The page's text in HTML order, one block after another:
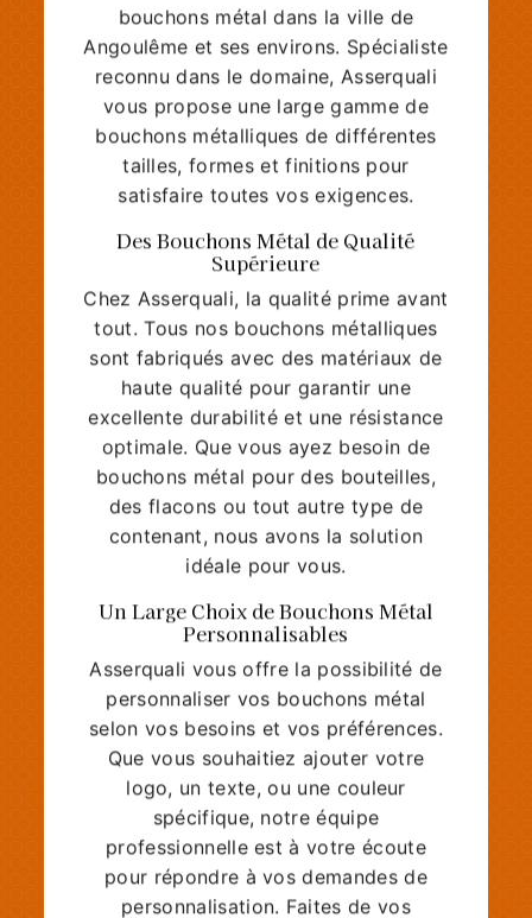
bouchons métal dans la ville de
Angoulême et ses environs. Spécialiste
reconnu dans le domaine, Asserquali
vous propose une large gamme de
bouchons métalliques de différentes
tailles, formes et finitions pour
satisfaire toutes vos exigences.
Des Bouchons Métal de Qualité
Supérieure
Chez Asserquali, la qualité prime avant
tout. Tous nos bouchons métalliques
sont fabriqués avec des matériaux de
haute qualité pour garantir une
excellente durabilité et une résistance
optimale. Que vous ayez besoin de
bouchons métal pour des bouteilles,
des flacons ou tout autre type de
contenant, nous avons la solution
idéale pour vous.
Un Large Choix de Bouchons Métal
Personnalisables
Asserquali vous offre la possibilité de
personnaliser vos bouchons métal
selon vos besoins et vos préférences.
Que vous souhaitiez ajouter votre
logo, un texte, ou une couleur
spécifique, notre équipe
professionnelle est à votre écoute
pour répondre à vos demandes de
personnalisation. Faites de vos